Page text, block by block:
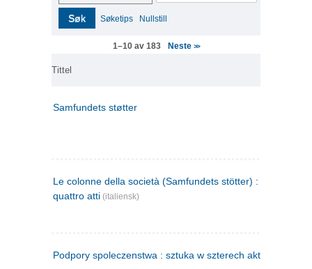
Søk Søketips Nullstill
1–10 av 183 Neste >>
Tittel
Samfundets støtter
Le colonne della società (Samfundets stötter) : commedia
quattro atti (italiensk)
Podpory spoleczenstwa : sztuka w szterech aktach